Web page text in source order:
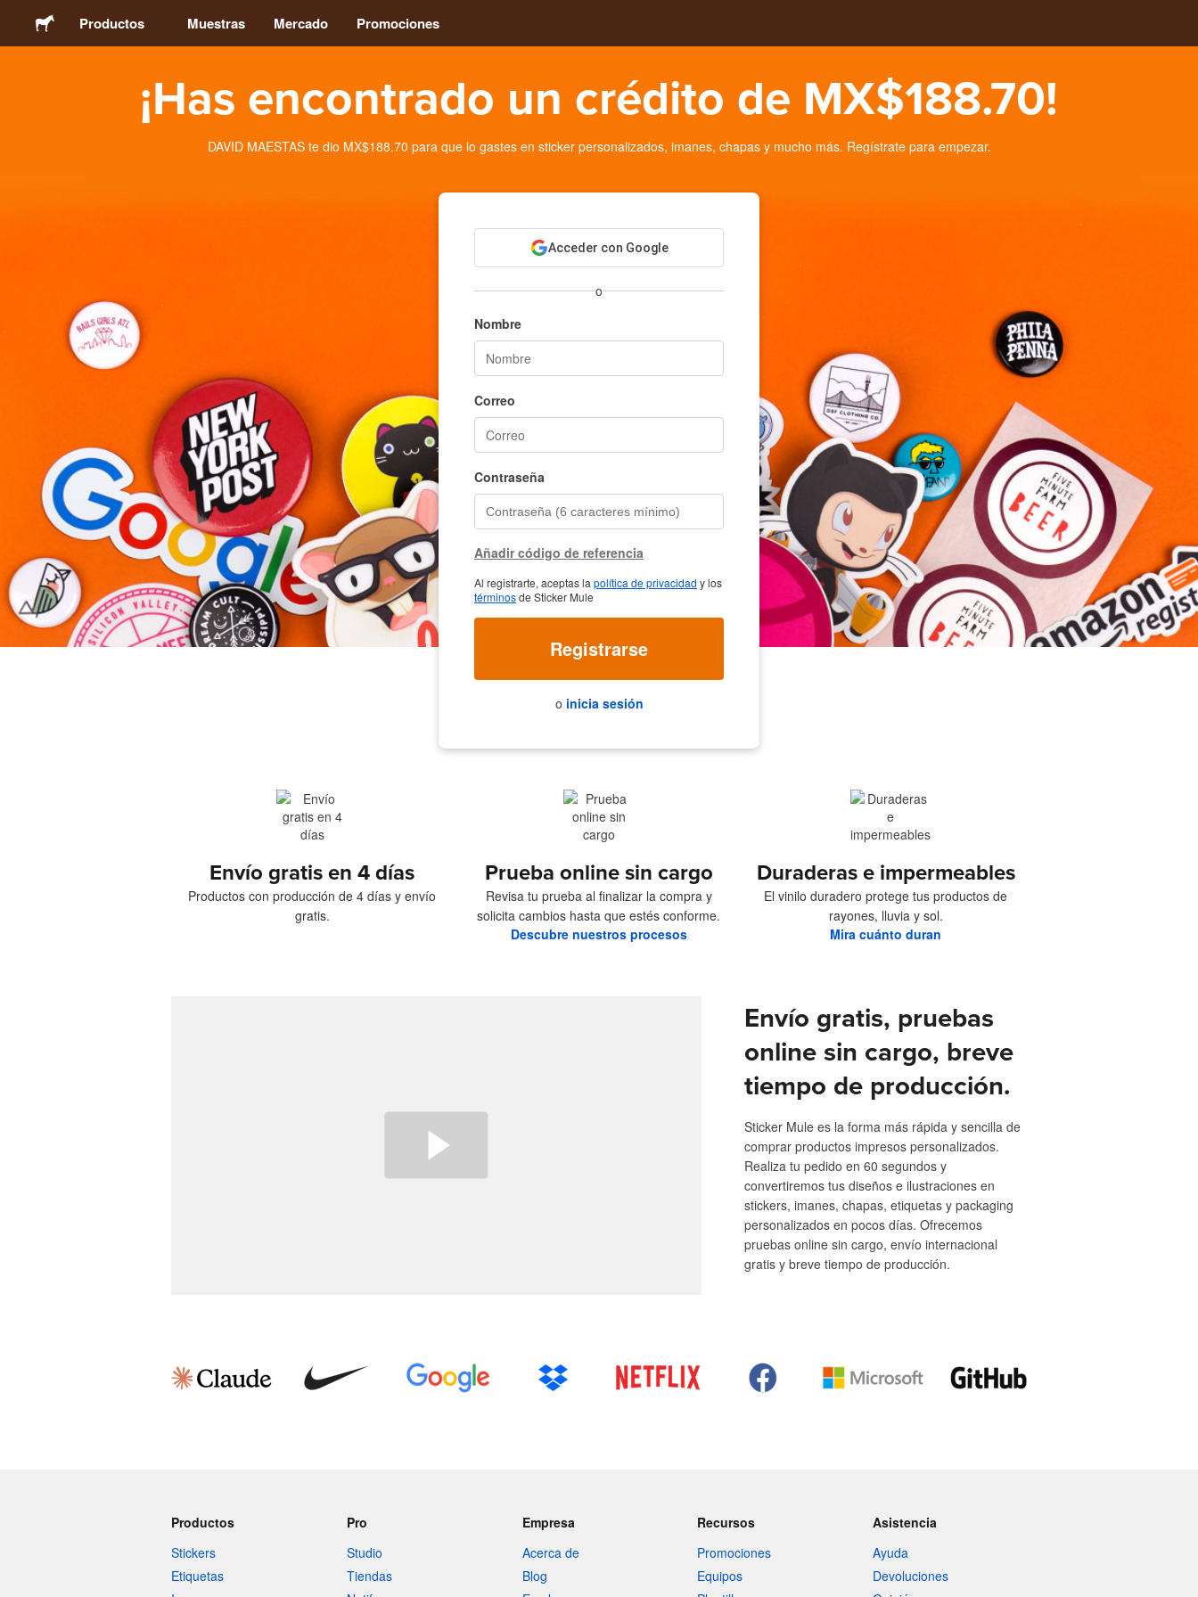
Productos
Stickers
Packaging
Ropa
Más productos
Muestras
Muestras Mercado Promociones
¡Has encontrado un crédito de MX$188.70!
DAVID MAESTAS te dio MX$188.70 para que lo gastes en sticker personalizados, imanes, chapas y mucho más. Regístrate para empezar.
Acceder con Google
o
Nombre
Correo
Contraseña
Añadir código de referencia
Al registrarte, aceptas la política de privacidad y los
términosde Sticker Mule
Registrarse
o inicia sesión
Envío gratis en 4 días
Productos con producción de 4 días y envío
gratis.
Prueba online sin cargo
Revisa tu prueba al finalizar la compra y
solicita cambios hasta que estés conforme.
Descubre nuestros procesos
Duraderas e impermeables
El vinilo duradero protege tus productos de
rayones, lluvia y sol.
Mira cuánto duran
Envío gratis, pruebas
online sin cargo, breve
tiempo de producción.
Sticker Mule es la forma más rápida y sencilla de
comprar productos impresos personalizados.
Realiza tu pedido en 60 segundos y
convertiremos tus diseños e ilustraciones en
stickers, imanes, chapas, etiquetas y packaging
personalizados en pocos días. Ofrecemos
pruebas online sin cargo, envío internacional
gratis y breve tiempo de producción.
Productos
Stickers
Etiquetas
Pro
Studio
Tiendas
Empresa
Acerca de
Blog
Recursos
Promociones
Equipos
Asistencia
Ayuda
Devoluciones